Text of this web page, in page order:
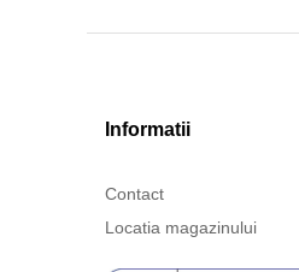
Informatii
Contact
Locatia magazinului